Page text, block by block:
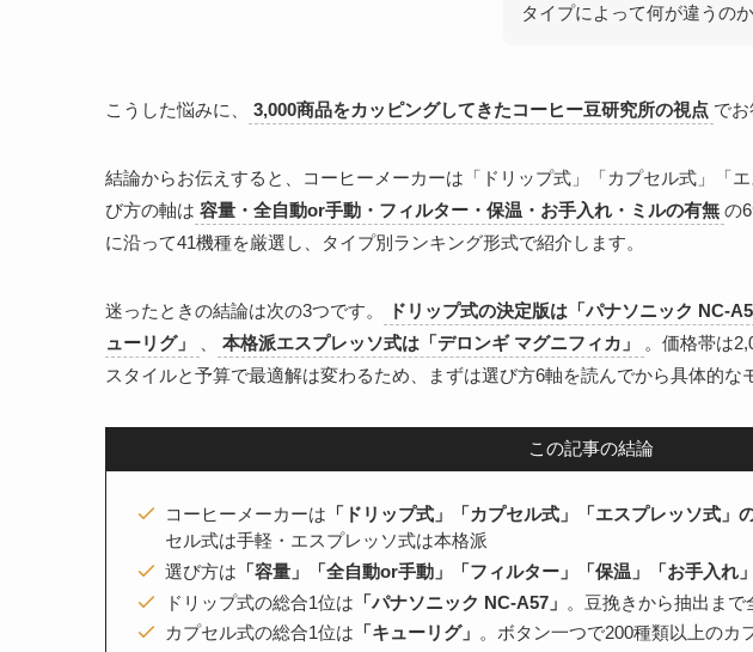
タイプによって何が違うの
こうした悩みに、 3,000商品をカッピングしてきたコーヒー豆研究所の視点 でお
結論からお伝えすると、コーヒーメーカーは「ドリップ式」「カプセル式」「
び方の軸は 容量・全自動or手動・フィルター・保温・お手入れ・ミルの有無 の
に沿って41機種を厳選し、タイプ別ランキング形式で紹介します。
迷ったときの結論は次の3つです。 ドリップ式の決定版は「パナソニック NC-
ューリグ」
本格派エスプレッソ式は「デロンギ マグニフィカ」
。価格帯は
スタイルと予算で最適解は変わるため、まずは選び方6軸を読んでから具体的な
この記事の結論
コーヒーメーカーは 「ドリップ式」「カプセル式」「エスプレッソ式」
セル式は手軽・エスプレッソ式は本格派
選び方は 「容量」「全自動or手動」「フィルター」「保温」「お手入れ
ドリップ式の総合1位は 「パナソニック NC-A57」 。豆挽きから抽出ま
カプセル式の総合1位は 「キューリグ」 。ボタン一つで200種類以上のカ